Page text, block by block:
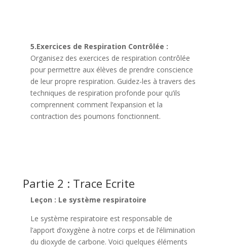
5.Exercices de Respiration Contrôlée :
Organisez des exercices de respiration contrôlée
pour permettre aux élèves de prendre conscience
de leur propre respiration. Guidez-les à travers des
techniques de respiration profonde pour qu’ils
comprennent comment l’expansion et la
contraction des poumons fonctionnent.
Partie 2 : Trace Ecrite
Leçon : Le système respiratoire
Le système respiratoire est responsable de
l’apport d’oxygène à notre corps et de l’élimination
du dioxyde de carbone. Voici quelques éléments